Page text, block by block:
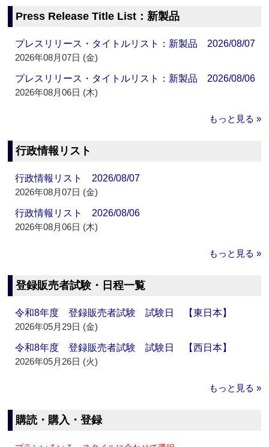
Press Release Title List：新製品
プレスリリース・タイトルリスト：新製品 2026/08/07
2026年08月07日 (金)
プレスリリース・タイトルリスト：新製品 2026/08/06
2026年08月06日 (木)
もっと見る »
行政情報リスト
行政情報リスト 2026/08/07
2026年08月07日 (金)
行政情報リスト 2026/08/06
2026年08月06日 (木)
もっと見る »
登録販売者試験・日程一覧
令和8年度 登録販売者試験 試験日 【東日本】
2026年05月29日 (金)
令和8年度 登録販売者試験 試験日 【西日本】
2026年05月26日 (火)
もっと見る »
購読・購入・登録